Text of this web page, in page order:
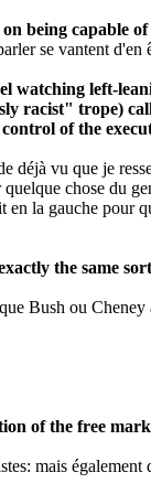
being capable
se vantent d'en
watching left-
racist" trope)
of the
vu que je
chose du
la gauche pour
the same
Bush ou
of the free
mais